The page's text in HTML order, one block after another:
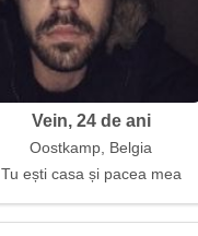
Vein, 24 de ani
Oostkamp, Belgia
Tu ești casa și pacea mea